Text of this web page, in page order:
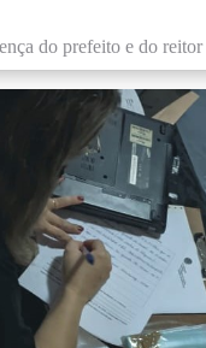
do prefeito e do